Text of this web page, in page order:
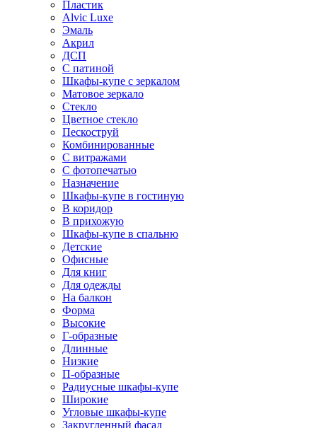
Пластик
Alvic Luxe
Эмаль
Акрил
ДСП
С патиной
Шкафы-купе с зеркалом
Матовое зеркало
Стекло
Цветное стекло
Пескоструй
Комбинированные
С витражами
С фотопечатью
Назначение
Шкафы-купе в гостиную
В коридор
В прихожую
Шкафы-купе в спальню
Детские
Офисные
Для книг
Для одежды
На балкон
Форма
Высокие
Г-образные
Длинные
Низкие
П-образные
Радиусные шкафы-купе
Широкие
Угловые шкафы-купе
Закругленный фасад